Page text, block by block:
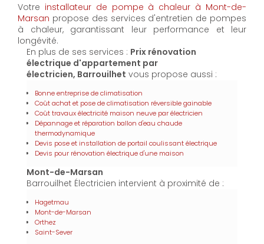
Votre installateur de pompe à chaleur à Mont-de-
Marsan propose des services d'entretien de pompes
à chaleur, garantissant leur performance et leur
longévité.
En plus de ses services : Prix rénovation
électrique d'appartement par
électricien, Barrouilhet vous propose aussi :
Bonne entreprise de climatisation
Coût achat et pose de climatisation réversible gainable
Coût travaux électricité maison neuve par électricien
Dépannage et réparation ballon d'eau chaude
thermodynamique
Devis pose et installation de portail coulissant électrique
Devis pour rénovation électrique d'une maison
Mont-de-Marsan
Barrouilhet Électricien intervient à proximité de :
Hagetmau
Mont-de-Marsan
Orthez
Saint-Sever